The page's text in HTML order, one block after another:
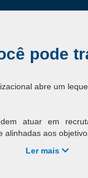
pode
abre um
atuar em
aos
a satisfação e o
Ler mais